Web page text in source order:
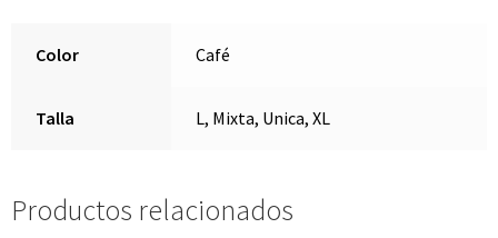
Color Café
Talla L, Mixta, Unica, XL
Productos relacionados